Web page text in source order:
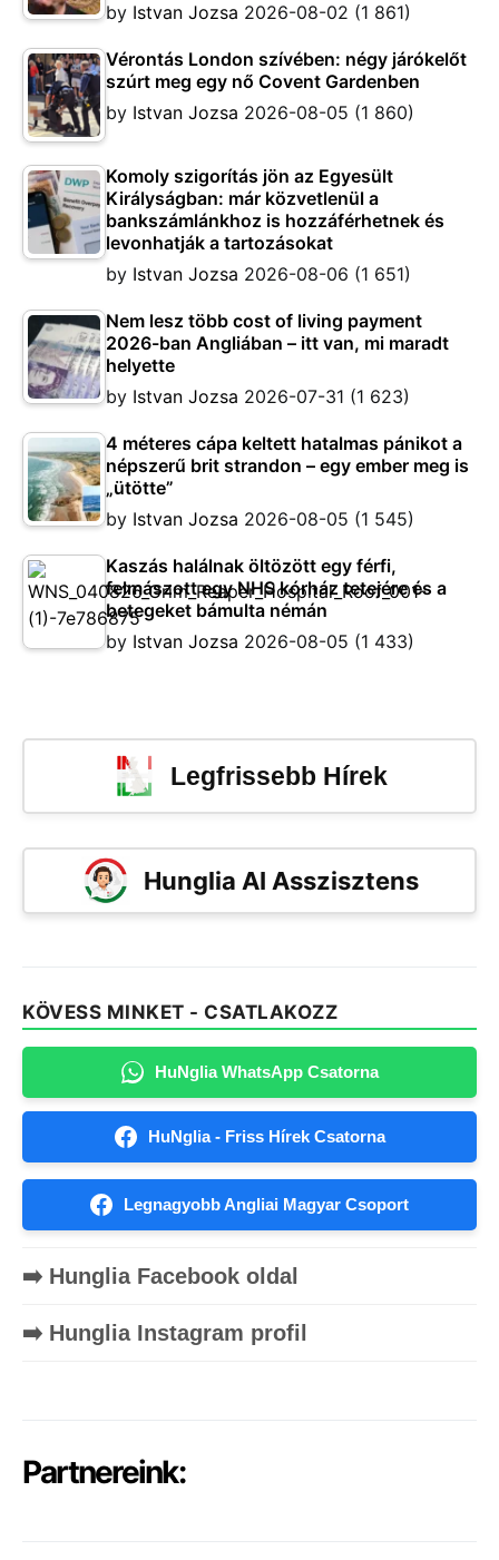
by Istvan Jozsa 2026-08-02 (1 861)
Vérontás London szívében: négy járókelőt
szúrt meg egy nő Covent Gardenben
by Istvan Jozsa 2026-08-05 (1 860)
Komoly szigorítás jön az Egyesült
Királyságban: már közvetlenül a
bankszámlánkhoz is hozzáférhetnek és
levonhatják a tartozásokat
by Istvan Jozsa 2026-08-06 (1 651)
Nem lesz több cost of living payment
2026-ban Angliában – itt van, mi maradt
helyette
by Istvan Jozsa 2026-07-31 (1 623)
4 méteres cápa keltett hatalmas pánikot a
népszerű brit strandon – egy ember meg is
„ütötte”
by Istvan Jozsa 2026-08-05 (1 545)
Kaszás halálnak öltözött egy férfi,
felmászott egy NHS kórház tetejére és a
betegeket bámulta némán
by Istvan Jozsa 2026-08-05 (1 433)
Legfrissebb Hírek
Hunglia AI Asszisztens
KÖVESS MINKET - CSATLAKOZZ
HuNglia WhatsApp Csatorna
HuNglia - Friss Hírek Csatorna
Legnagyobb Angliai Magyar Csoport
➡️ Hunglia Facebook oldal
➡️ Hunglia Instagram profil
Partnereink: